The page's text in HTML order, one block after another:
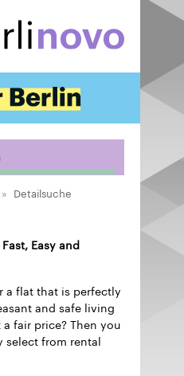
to
main
Detailsuche
Easy and
a flat that is perfectly
and safe living
fair price? Then you
select from rental